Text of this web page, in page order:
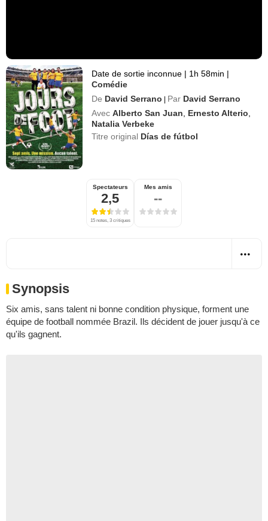
Date de sortie inconnue | 1h 58min |
Comédie
De David Serrano | Par David Serrano
Avec Alberto San Juan Ernesto Alterio
Natalia Verbeke
Titre original Días de fútbol
Spectateurs
2,5
15 notes, 3 critiques
Mes amis
--
Synopsis
Six amis, sans talent ni bonne condition physique, forment une
équipe de football nommée Brazil. Ils décident de jouer jusqu'à ce
qu'ils gagnent.